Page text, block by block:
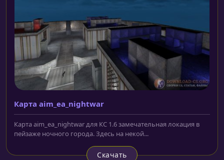
Карта aim_ea_nightwar
Карта aim_ea_nightwar для КС 1.6 замечательная локация в
пейзаже ночного города. Здесь на некой...
Скачать